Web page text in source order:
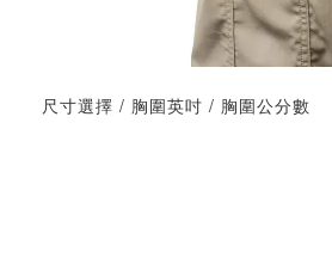
尺寸選擇 / 胸圍英吋 / 胸圍公分數